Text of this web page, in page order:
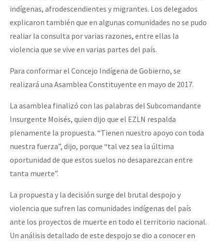
indígenas, afrodescendientes y migrantes. Los delegados
explicaron también que en algunas comunidades no se pudo
realiar la consulta por varias razones, entre ellas la
violencia que se vive en varias partes del país.
Para conformar el Concejo Indígena de Gobierno, se
realizará una Asamblea Constituyente en mayo de 2017.
La asamblea finalizó con las palabras del Subcomandante
Insurgente Moisés, quien dijo que el EZLN respalda
plenamente la propuesta. “Tienen nuestro apoyo con toda
nuestra fuerza”, dijo, porque “tal vez sea la última
oportunidad de que estos suelos no desaparezcan entre
tanta muerte”.
La propuesta y la decisión surge del brutal despojo y
violencia que sufren las comunidades indígenas del país
ante los proyectos de muerte en todo el territorio nacional.
Un análisis detallado de este despojo se dio a conocer en